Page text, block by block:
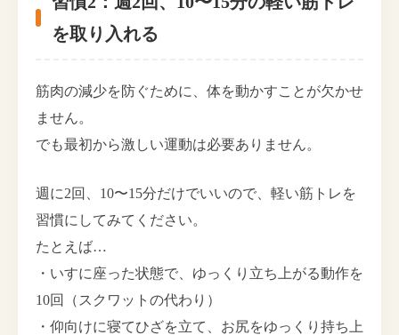
を取り入れる
筋肉の減少を防ぐために、体を動かすことが欠かせ
ません。
でも最初から激しい運動は必要ありません。
週に2回、10〜15分だけでいいので、軽い筋トレを
習慣にしてみてください。
たとえば…
・いすに座った状態で、ゆっくり立ち上がる動作を
10回（スクワットの代わり）
・仰向けに寝てひざを立て、お尻をゆっくり持ち上